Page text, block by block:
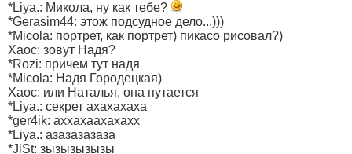
*Liya.: Микола, ну как тебе?
*Gerasim44: этож подсудное дело...)))
*Micola: портрет, как портрет) пикасо рисовал?)
Xaoc: зовут Надя?
*Rozi: причем тут надя
*Micola: Надя Городецкая)
Xaoc: или Наталья, она путается
*Liya.: секрет ахахахаха
*ger4ik: аххахаахахахх
*Liya.: азазазазаза
*JiSt: зызызызызы